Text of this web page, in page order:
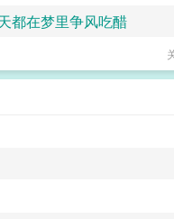
都在梦里争风吃醋